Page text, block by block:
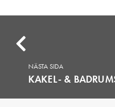
NÄSTA SIDA
KAKEL- &